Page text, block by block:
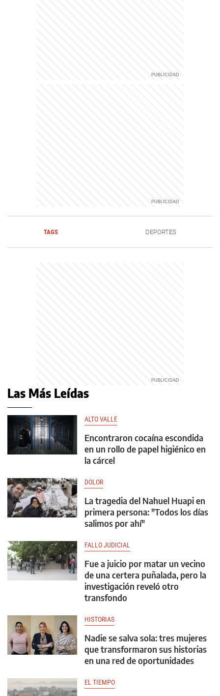
TAGS DEPORTES
Las Más Leídas
ALTO VALLE
Encontraron cocaína escondida
en un rollo de papel higiénico en
la cárcel
DOLOR
La tragedia del Nahuel Huapi en
primera persona: "Todos los días
salimos por ahí"
FALLO JUDICIAL
Fue a juicio por matar un vecino
de una certera puñalada, pero la
investigación reveló otro
transfondo
HISTORIAS
Nadie se salva sola: tres mujeres
que transformaron sus historias
en una red de oportunidades
EL TIEMPO